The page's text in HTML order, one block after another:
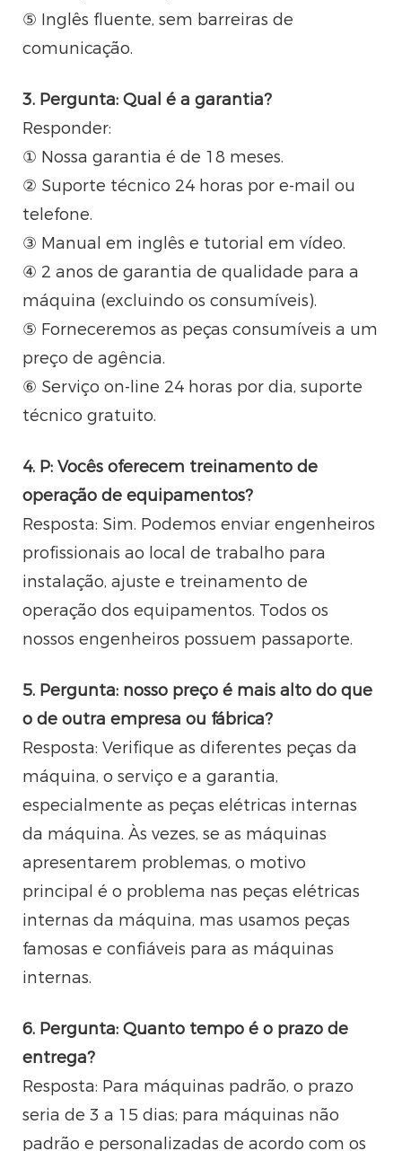
⑤ Inglês fluente, sem barreiras de
comunicação.
3. Pergunta: Qual é a garantia?
Responder:
① Nossa garantia é de 18 meses.
② Suporte técnico 24 horas por e-mail ou
telefone.
③ Manual em inglês e tutorial em vídeo.
④ 2 anos de garantia de qualidade para a
máquina (excluindo os consumíveis).
⑤ Forneceremos as peças consumíveis a um
preço de agência.
⑥ Serviço on-line 24 horas por dia, suporte
técnico gratuito.
4. P: Vocês oferecem treinamento de
operação de equipamentos?
Resposta: Sim. Podemos enviar engenheiros
profissionais ao local de trabalho para
instalação, ajuste e treinamento de
operação dos equipamentos. Todos os
nossos engenheiros possuem passaporte.
5. Pergunta: nosso preço é mais alto do que
o de outra empresa ou fábrica?
Resposta: Verifique as diferentes peças da
máquina, o serviço e a garantia,
especialmente as peças elétricas internas
da máquina. Às vezes, se as máquinas
apresentarem problemas, o motivo
principal é o problema nas peças elétricas
internas da máquina, mas usamos peças
famosas e confiáveis ​​para as máquinas
internas.
6. Pergunta: Quanto tempo é o prazo de
entrega?
Resposta: Para máquinas padrão, o prazo
seria de 3 a 15 dias; para máquinas não
padrão e personalizadas de acordo com os